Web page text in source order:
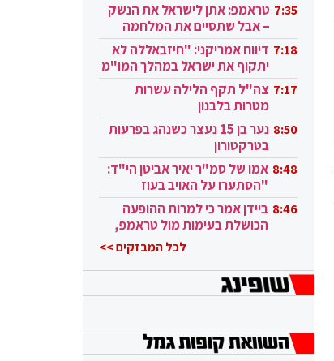
7:35 טראמפ: אתן לישראל את הנשק
– אבל שתסיים את המלחמה
בעזה 7:18 דיווח אמריקני: "חיזבאללה לא
יתקוף את ישראל במהלך המו"מ
בקטאר" 7:17 צה"ל תקף הלילה עשרות
מטרות בלבנון
8:50
נער בן 15 נעצר כשנהג בפרעות
בטרקטורון
8:48 אמו של סמ"ר יאיר אביטן הי"ד:
"הסתערו על האויב בעוז
ובגבורה" 8:46 ביידן אמר כי למרות ההופעה
הכושלת בעימות מול טראמפ,
לכל המבזקים >>